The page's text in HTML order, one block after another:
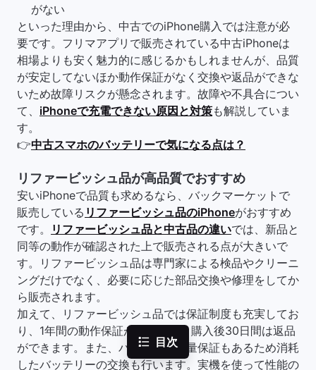
目次
がない
といった理由から、中古でのiPhone購入では注意が必
要です。フリマアプリで販売されている中古iPhoneは
相場よりも安く魅力的に感じるかもしれませんが、品質
が安定してないほか動作保証がなく交換や返品ができな
いため故障リスクが懸念されます。故障や不具合につい
て、 iPhoneで充電できない原因と対策も解説していま
す。
👉中古スマホのバッテリーで気になる点は？
リファービッシュ品が高品質でおすすめ
安いiPhoneで品質も求めるなら、バックマーケットで
販売している リファービッシュ品のiPhoneがおすすめ
です。
リファービッシュ品と中古品の違いでは、新品と
同等の動作が確認された上で販売される点が大きいで
す。リファービッシュ品は専門家による検品やクリーニ
ングだけでなく、必要に応じた部品交換や修理をしてか
ら販売されます。
加えて、リファービッシュ品では保証制度も充実してお
り、1年間の動作保証が付いており購入後30日間は返品
ができます。また、バッテリー容量保証もあるため消耗
したバッテリーの交換も行います。実機を使って性能の